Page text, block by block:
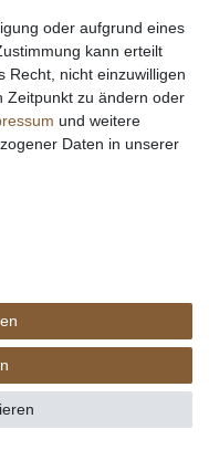
AGB
Mehrwertsteuer und zzgl.
oder aufgrund eines
kann erteilt
Recht, nicht einzuwilligen
Zeitpunkt zu ändern oder
und weitere
Daten in unserer
shopvote.de ⓘ